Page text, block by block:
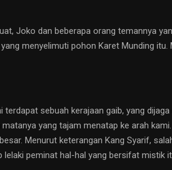
Joko dan beberapa orang temannya
menyelimuti pohon Karet Munding
terdapat sebuah kerajaan gaib, yang
yang tajam menatap ke arah
Menurut keterangan Kang Syarif,
lelaki peminat hal-hal yang bersifat mistik